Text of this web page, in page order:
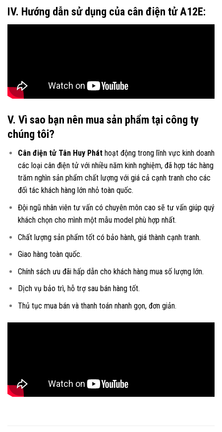
IV. Hướng dẫn sử dụng của cân điện tử A12E:
V. Vì sao bạn nên mua sản phẩm tại công ty
chúng tôi?
Cân điện tử Tân Huy Pháthoạt động trong lĩnh vực kinh doanh
các loại cân điện tửvới nhiều năm kinh nghiệm, đã hợp tác hàng
trăm nghìn sản phẩm chất lượng với giá cả cạnh tranh cho các
đối tác khách hàng lớn nhỏ toàn quốc.
Đội ngũ nhân viên tư vấn có chuyên môn cao sẽ tư vấn giúp quý
khách chọn cho mình một mẫu model phù hợp nhất.
Chất lượng sản phẩm tốt có bảo hành, giá thành cạnh tranh.
Giao hàng toàn quốc.
Chính sách ưu đãi hấp dẫn cho khách hàng mua số lượng lớn.
Dịch vụ bảo trì, hỗ trợ sau bán hàng tốt.
Thủ tục mua bán và thanh toán nhanh gọn, đơn giản.